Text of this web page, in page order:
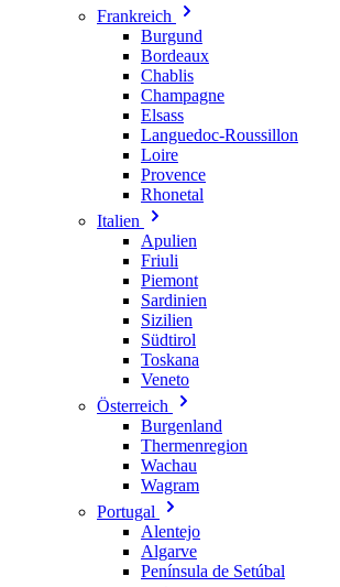
Frankreich
Burgund
Bordeaux
Chablis
Champagne
Elsass
Languedoc-Roussillon
Loire
Provence
Rhonetal
Italien
Apulien
Friuli
Piemont
Sardinien
Sizilien
Südtirol
Toskana
Veneto
Österreich
Burgenland
Thermenregion
Wachau
Wagram
Portugal
Alentejo
Algarve
Península de Setúbal